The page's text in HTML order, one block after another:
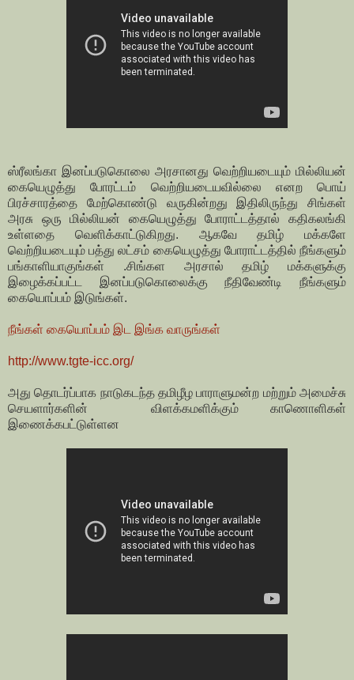
ஸ்ரீலங்கா இனப்படுகொலை அரசானது வெற்றியடையும் மில்லியன்
கையெழுத்து போரட்டம் வெற்றியடையவில்லை எனற பொய்
பிரச்சாரத்தை மேற்கொண்டு வருகின்றது இதிலிருந்து சிங்கள்
அரசு ஒரு மில்லியன் கையெழுத்து போராட்டத்தால் கதிகலங்கி
உள்ளதை வெளிக்காட்டுகிறது. ஆகவே தமிழ் மக்களே
வெற்றியடையும் பத்து லட்சம் கையெழுத்து போராட்டத்தில் நீங்களும்
பங்காளியாகுங்கள் .சிங்கள அரசால் தமிழ் மக்களுக்கு
இழைக்கப்பட்ட இனப்படுகொலைக்கு நீதிவேண்டி நீங்களும்
கையொப்பம் இடுங்கள்.
நீங்கள் கையொப்பம் இட இங்க வாருங்கள்
http://www.tgte-icc.org/
அது தொடர்ப்பாக நாடுகடந்த தமிழீழ பாராளுமன்ற மற்றும் அமைச்சு
செயளார்களின் விளக்கமளிக்கும் காணொளிகள்
இணைக்கபட்டுள்ளன